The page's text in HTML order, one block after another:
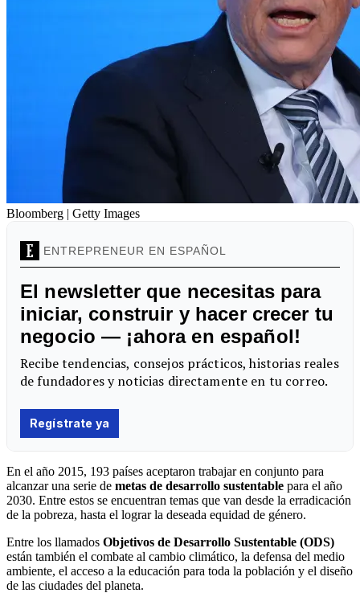
Bloomberg | Getty Images
En el año 2015, 193 países aceptaron trabajar en conjunto para
alcanzar una serie de metas de desarrollo sustentable para el año
2030. Entre estos se encuentran temas que van desde la erradicación
de la pobreza, hasta el lograr la deseada equidad de género.
Entre los llamados Objetivos de Desarrollo Sustentable (ODS)
están también el combate al cambio climático, la defensa del medio
ambiente, el acceso a la educación para toda la población y el diseño
de las ciudades del planeta.